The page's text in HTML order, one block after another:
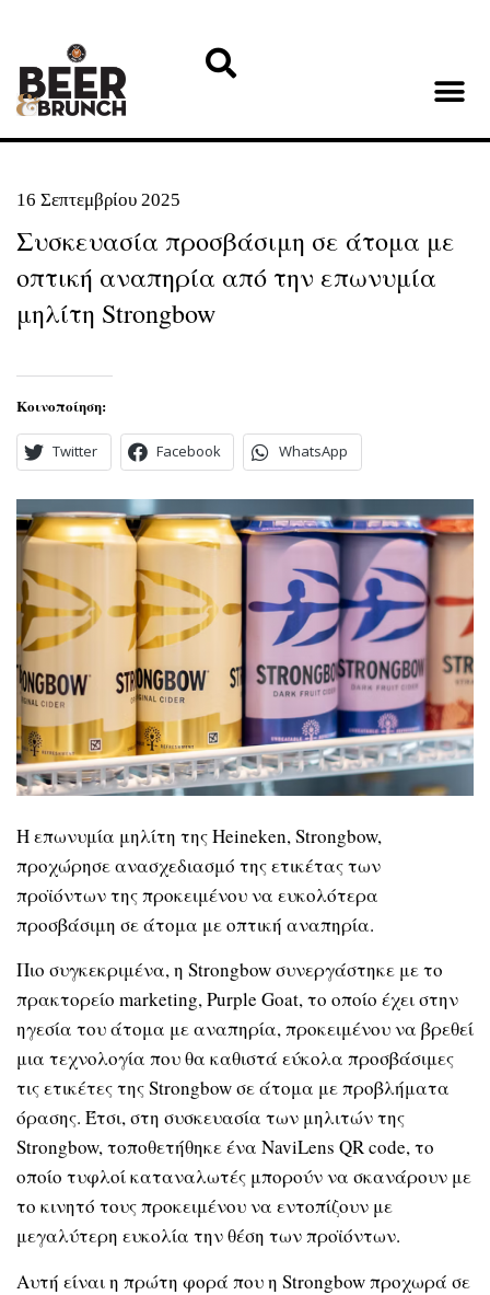
16 Σεπτεμβρίου 2025
Συσκευασία προσβάσιμη σε άτομα με
οπτική αναπηρία από την επωνυμία
μηλίτη Strongbow
Κοινοποίηση:
Twitter Facebook WhatsApp
Η επωνυμία μηλίτη της Heineken, Strongbow,
προχώρησε ανασχεδιασμό της ετικέτας των
προϊόντων της προκειμένου να ευκολότερα
προσβάσιμη σε άτομα με οπτική αναπηρία.
Πιο συγκεκριμένα, η Strongbow συνεργάστηκε με το
πρακτορείο marketing, Purple Goat, το οποίο έχει στην
ηγεσία του άτομα με αναπηρία, προκειμένου να βρεθεί
μια τεχνολογία που θα καθιστά εύκολα προσβάσιμες
τις ετικέτες της Strongbow σε άτομα με προβλήματα
όρασης. Έτσι, στη συσκευασία των μηλιτών της
Strongbow, τοποθετήθηκε ένα NaviLens QR code, το
οποίο τυφλοί καταναλωτές μπορούν να σκανάρουν με
το κινητό τους προκειμένου να εντοπίζουν με
μεγαλύτερη ευκολία την θέση των προϊόντων.
Αυτή είναι η πρώτη φορά που η Strongbow προχωρά σε